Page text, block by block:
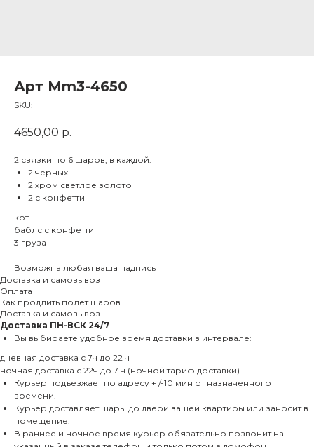
Арт Mm3-4650
SKU:
4650,00 р.
2 связки по 6 шаров, в каждой:
2 черных
2 хром светлое золото
2 с конфетти
кот
баблс с конфетти
3 груза
Возможна любая ваша надпись
Доставка и самовывоз
Оплата
Как продлить полет шаров
Доставка и самовывоз
Доставка ПН-ВСК 24/7
Вы выбираете удобное время доставки в интервале:
дневная доставка с 7ч до 22 ч
ночная доставка с 22ч до 7 ч (ночной тариф доставки)
Курьер подъезжает по адресу + /-10 мин от назначенного
времени.
Курьер доставляет шары до двери вашей квартиры или заносит в
помещение.
В раннее и ночное время курьер обязательно позвонит на